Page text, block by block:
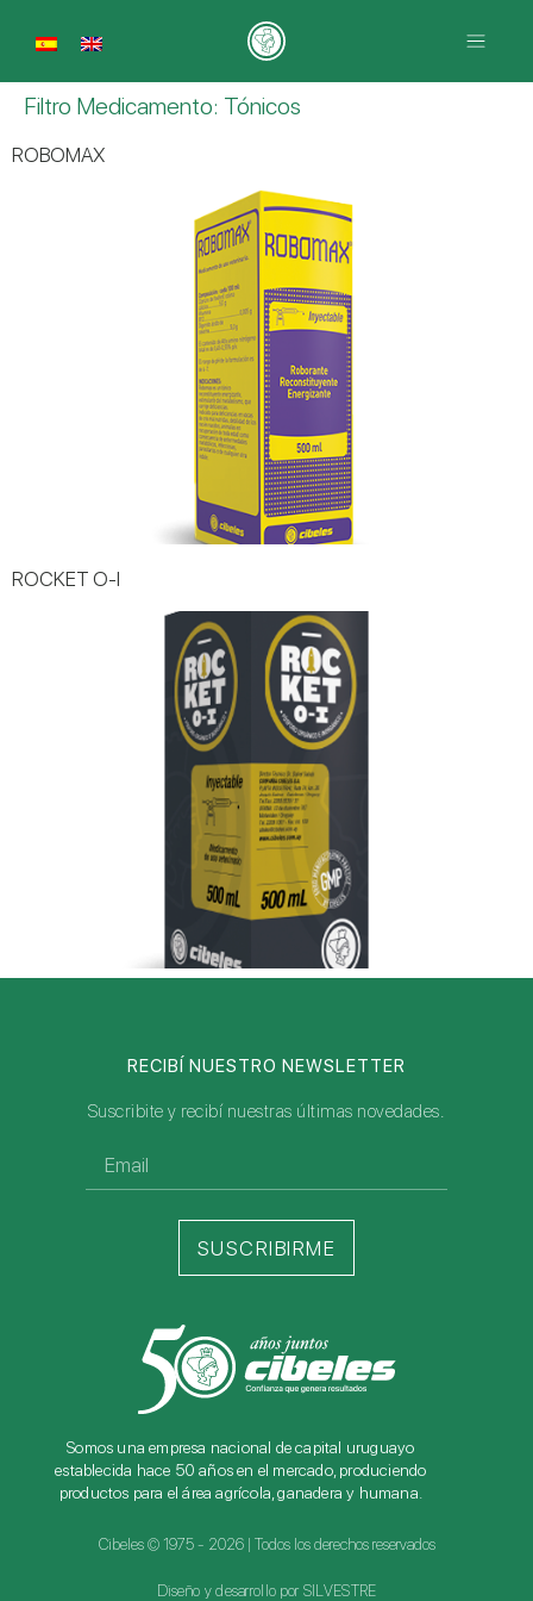
Filtro Medicamento: Tónicos
ROBOMAX
ROCKET O-I
Somos una empresa nacional de capital uruguayo
establecida hace 50 años en el mercado, produciendo
productos para el área agrícola, ganadera y humana.
Cibeles © 1975 - 2026 | Todos los derechos reservados
Diseño y desarrollo por SILVESTRE
RECIBÍ NUESTRO NEWSLETTER
Suscribite y recibí nuestras últimas novedades.
SUSCRIBIRME